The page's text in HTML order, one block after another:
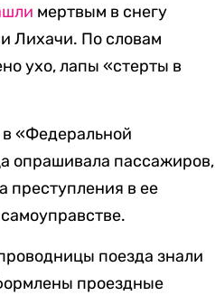
мертвым в снегу
Лихачи. По словам
ухо, лапы «стерты в
«Федеральной
опрашивала пассажиров,
преступления в ее
поезда знали
проездные